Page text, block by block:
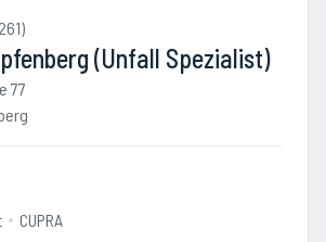
261)
(Unfall Spezialist)
77
CUPRA